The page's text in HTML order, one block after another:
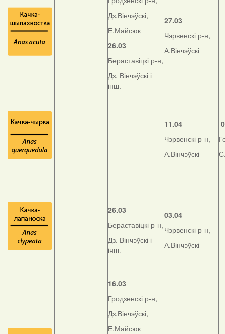
Дз.Вінчэўскі,
Е.Майсюк
26.03
Бераставіцкі р-н,
Дз. Вінчэўскі і
інш.
27.03
Чэрвенскі р-н,
А.Вінчэўскі
11.04
Чэрвенскі р-н,
А.Вінчэўскі
26.03
Бераставіцкі р-н,
Дз. Вінчэўскі і
інш.
03.04
Чэрвенскі р-н,
А.Вінчэўскі
16.03
Гродзенскі р-н,
Дз.Вінчэўскі,
Е.Майсюк